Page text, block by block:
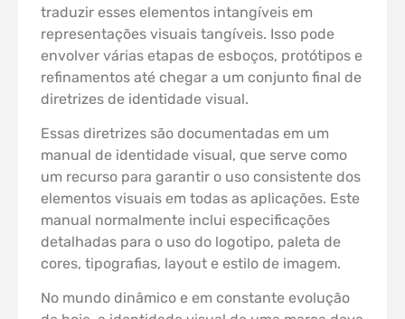
traduzir esses elementos intangíveis em
representações visuais tangíveis. Isso pode
envolver várias etapas de esboços, protótipos e
refinamentos até chegar a um conjunto final de
diretrizes de identidade visual.
Essas diretrizes são documentadas em um
manual de identidade visual, que serve como
um recurso para garantir o uso consistente dos
elementos visuais em todas as aplicações. Este
manual normalmente inclui especificações
detalhadas para o uso do logotipo, paleta de
cores, tipografias, layout e estilo de imagem.
No mundo dinâmico e em constante evolução